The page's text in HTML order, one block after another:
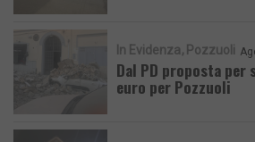
In Evidenza Pozzuoli
Dal PD proposta
euro per Pozzuoli